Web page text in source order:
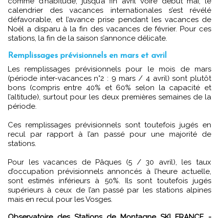
calendrier des vacances internationales s’est révélé
défavorable, et l’avance prise pendant les vacances de
Noël a disparu à la fin des vacances de février. Pour ces
stations, la fin de la saison s’annonce délicate.
Remplissages prévisionnels en mars et avril
Les remplissages prévisionnels pour le mois de mars
(période inter-vacances n°2 : 9 mars / 4 avril) sont plutôt
bons (compris entre 40% et 60% selon la capacité et
l’altitude), surtout pour les deux premières semaines de la
période.
Ces remplissages prévisionnels sont toutefois jugés en
recul par rapport à l’an passé pour une majorité de
stations.
Pour les vacances de Pâques (5 / 30 avril), les taux
d’occupation prévisionnels annoncés à l’heure actuelle,
sont estimés inférieurs à 50%. Ils sont toutefois jugés
supérieurs à ceux de l’an passé par les stations alpines
mais en recul pour les Vosges.